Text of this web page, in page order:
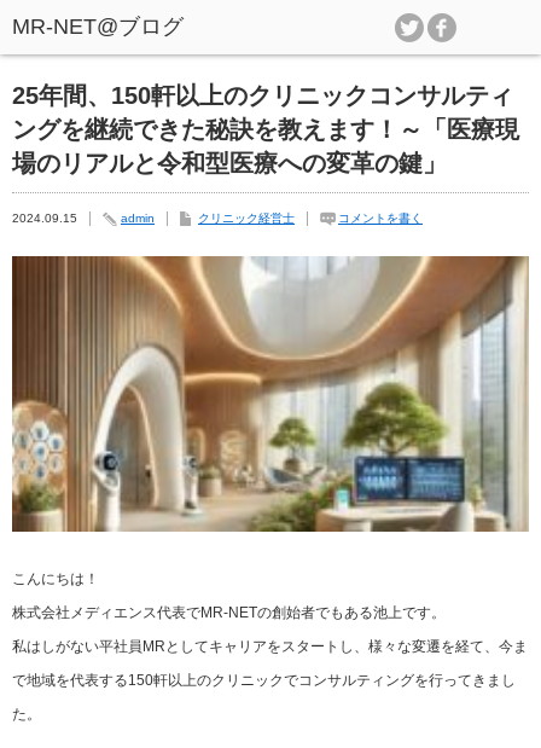
25年間、150軒以上のクリニックコンサルティ
ングを継続できた秘訣を教えます！～「医療現
場のリアルと令和型医療への変革の鍵」
2024.09.15 admin クリニック経営士 コメントを書く
こんにちは！
株式会社メディエンス代表でMR-NETの創始者でもある池上です。
私はしがない平社員MRとしてキャリアをスタートし、様々な変遷を経て、今ま
で地域を代表する150軒以上のクリニックでコンサルティングを行ってきまし
た。